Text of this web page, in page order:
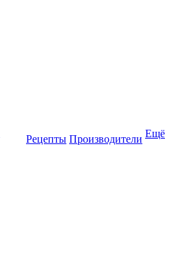
Рецепты Производители Ещё